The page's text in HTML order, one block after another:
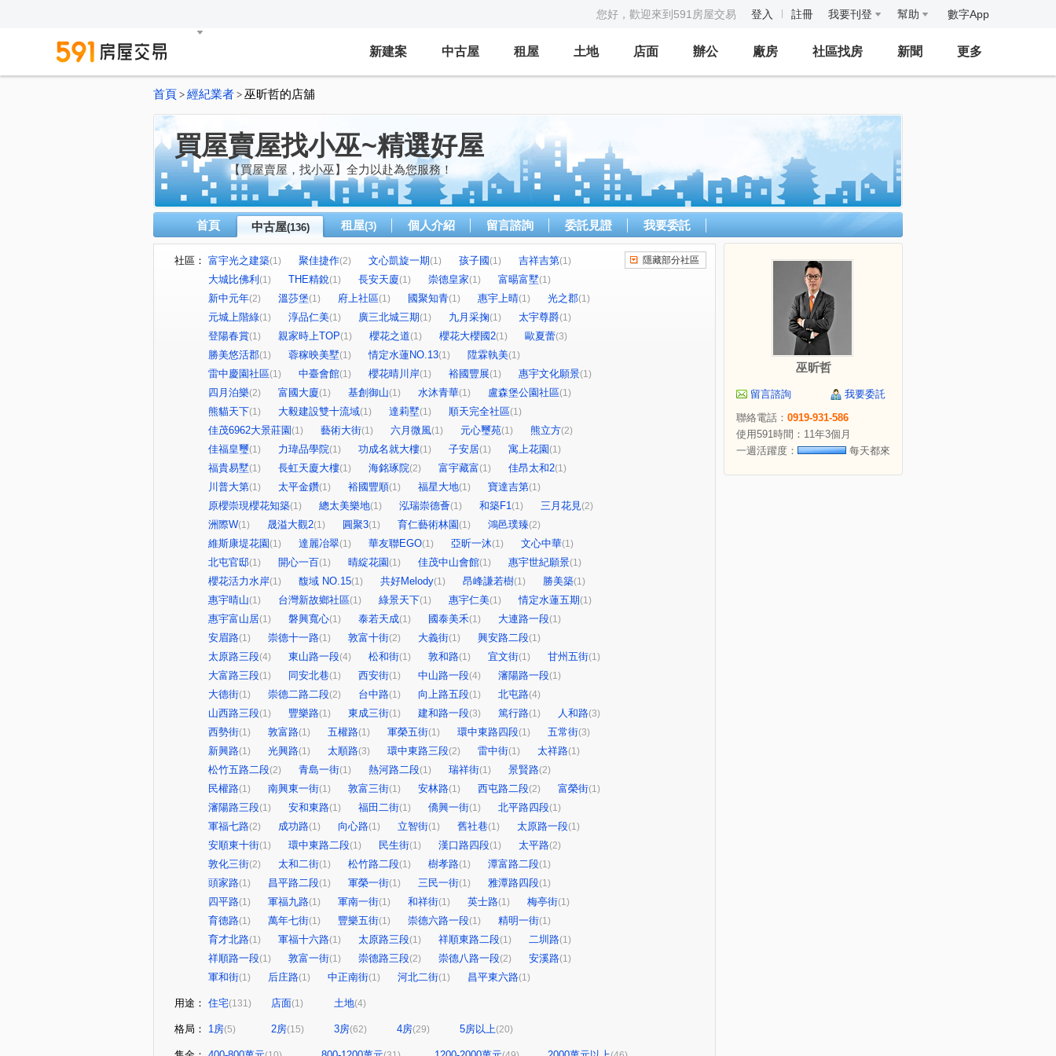
您好，歡迎來到591房屋交易 登入 註冊 我要刊登 幫助 數字App
新建案 中古屋 租屋 土地 店面 辦公 廠房 社區找房 新聞 更多
首頁 > 經紀業者 > 巫昕哲的店舖
買屋賣屋找小巫~精選好屋
【買屋賣屋，找小巫】全力以赴為您服務！
首頁 中古屋(136) 租屋(3) 個人介紹 留言諮詢 委託見證 我要委託
社區： 富宇光之建築(1) 聚佳捷作(2) 文心凱旋一期(1) 孩子國(1) 吉祥吉第(1)
大城比佛利 (1) THE精銳(1) 長安天廈(1) 崇德皇家(1) 富暘富墅(1)
新中元年(2) 溫莎堡(1) 府上社區(1) 國聚知青(1) 惠宇上晴(1) 光之郡(1)
元城上階綠(1) 淳品仁美(1) 廣三北城三期(1) 九月采掬(1) 太宇尊爵(1)
登陽春賞(1) 親家時上TOP(1) 櫻花之道(1) 櫻花大櫻國2(1) 歐夏蕾(3)
勝美悠活郡(1) 蓉稼映美墅(1) 情定水蓮NO.13(1) 陞霖執美(1)
雷中慶園社區(1) 中臺會館(1) 櫻花晴川岸(1) 裕國豐展(1) 惠宇文化願景(1)
四月泊樂(2) 富國大廈(1) 基創御山(1) 水沐青華(1) 盧森堡公園社區(1)
熊貓天下(1) 大毅建設雙十流域(1) 達莉墅(1) 順天完全社區(1)
佳茂6962大景莊園 (1) 藝術大街(1) 六月微風(1) 元心璽苑(1) 熊立方(2)
佳福皇璽(1) 力瑋品學院(1) 功成名就大樓(1) 子安居(1) 寓上花園 (1)
福貴易墅(1) 長虹天廈大樓(1) 海銘琢院(2) 富宇藏富(1) 佳昂太和2(1)
川普大第(1) 太平金鑽(1) 裕國豐順(1) 福星大地(1) 寶達吉第(1)
原櫻崇現櫻花知築(1) 總太美樂地(1) 泓瑞崇德薈(1) 和築F1(1) 三月花見(2)
洲際W(1) 晟溢大觀2(1) 圓聚3(1) 育仁藝術林園 (1) 鴻邑璞臻(2)
維斯康堤花園 (1) 達麗冶翠(1) 華友聯EGO(1) 亞昕一沐(1) 文心中華(1)
北屯官邸(1) 開心一百(1) 晴綻花園 (1) 佳茂中山會館(1) 惠宇世紀願景(1)
櫻花活力水岸(1) 馥域 NO.15(1) 共好Melody(1) 昂峰謙若樹(1) 勝美築(1)
惠宇晴山(1) 台灣新故鄉社區(1) 綠景天下(1) 惠宇仁美(1) 情定水蓮五期(1)
惠宇富山居(1) 磐興寬心(1) 泰若天成(1) 國泰美禾(1) 大連路一段(1)
安眉路(1) 崇德十一路(1) 敦富十街(2) 大義街(1) 興安路二段(1)
太原路三段(4) 東山路一段(4) 松和街(1) 敦和路(1) 宜文街(1) 甘州五街(1)
大富路三段(1) 同安北巷(1) 西安街(1) 中山路一段(4) 瀋陽路一段(1)
大德街(1) 崇德二路二段(2) 台中路(1) 向上路五段(1) 北屯路(4)
山西路三段(1) 豐樂路(1) 東成三街(1) 建和路一段(3) 篤行路(1) 人和路(3)
西勢街(1) 敦富路(1) 五權路(1) 軍榮五街(1) 環中東路四段(1) 五常街(3)
新興路(1) 光興路(1) 太順路(3) 環中東路三段(2) 雷中街(1) 太祥路(1)
松竹五路二段(2) 青島一街(1) 熱河路二段(1) 瑞祥街(1) 景賢路(2)
民權路(1) 南興東一街(1) 敦富三街(1) 安林路(1) 西屯路二段(2) 富榮街(1)
瀋陽路三段(1) 安和東路(1) 福田二街(1) 僑興一街(1) 北平路四段(1)
軍福七路(2) 成功路(1) 向心路(1) 立智街(1) 舊社巷(1) 太原路一段(1)
安順東十街(1) 環中東路二段(1) 民生街(1) 漢口路四段(1) 太平路(2)
敦化三街(2) 太和二街(1) 松竹路二段(1) 樹孝路(1) 潭富路二段(1)
頭家路(1) 昌平路二段(1) 軍榮一街(1) 三民一街(1) 雅潭路四段(1)
四平路(1) 軍福九路(1) 軍南一街(1) 和祥街(1) 英士路(1) 梅亭街(1)
育德路(1) 萬年七街(1) 豐樂五街(1) 崇德六路一段(1) 精明一街(1)
育才北路(1) 軍福十六路(1) 太原路三段(1) 祥順東路二段(1) 二圳路(1)
祥順路一段(1) 敦富一街(1) 崇德路三段(2) 崇德八路一段(2) 安溪路(1)
軍和街(1) 后庄路(1) 中正南街(1) 河北二街(1) 昌平東六路(1)
隱藏部分社區
用途： 住宅(131) 店面(1) 土地(4)
格局： 1房(5) 2房(15) 3房(62) 4房(29) 5房以上(20)
巫昕哲
留言諮詢
我要委託
聯絡電話： 0919-931-586
使用591時間：11年3個月
一週活躍度：
每天都來